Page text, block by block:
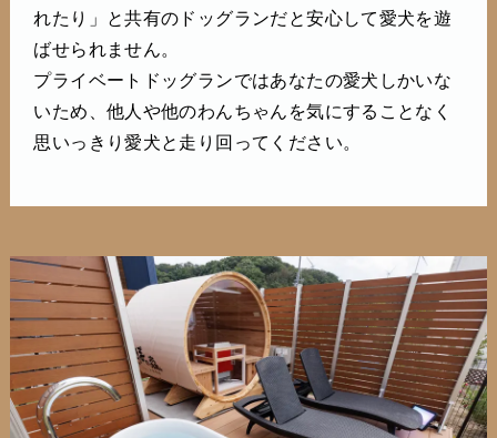
れたり」と共有のドッグランだと安心して愛犬を遊
ばせられません。
プライベートドッグランではあなたの愛犬しかいな
いため、他人や他のわんちゃんを気にすることなく
思いっきり愛犬と走り回ってください。